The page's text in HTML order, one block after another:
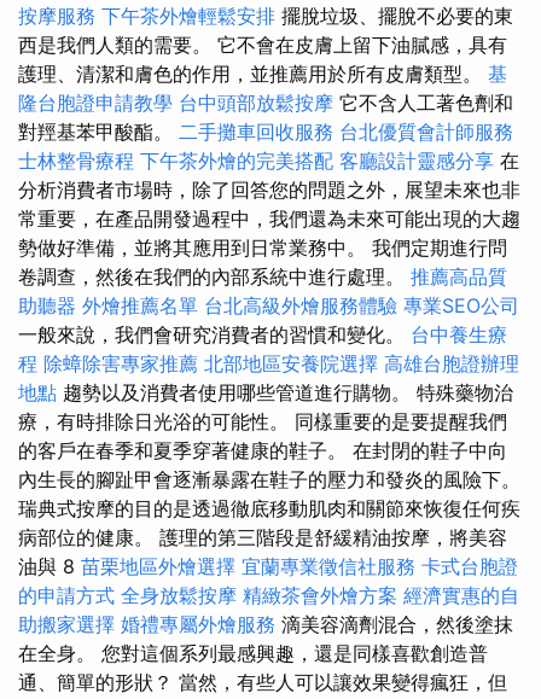
按摩服務 下午茶外燴輕鬆安排 擺脫垃圾、擺脫不必要的東
西是我們人類的需要。 它不會在皮膚上留下油膩感，具有
護理、清潔和膚色的作用，並推薦用於所有皮膚類型。 基
隆台胞證申請教學 台中頭部放鬆按摩 它不含人工著色劑和
對羥基苯甲酸酯。 二手攤車回收服務 台北優質會計師服務
士林整骨療程 下午茶外燴的完美搭配 客廳設計靈感分享 在
分析消費者市場時，除了回答您的問題之外，展望未來也非
常重要，在產品開發過程中，我們還為未來可能出現的大趨
勢做好準備，並將其應用到日常業務中。 我們定期進行問
卷調查，然後在我們的內部系統中進行處理。 推薦高品質
助聽器 外燴推薦名單 台北高級外燴服務體驗 專業SEO公司
一般來說，我們會研究消費者的習慣和變化。 台中養生療
程 除蟑除害專家推薦 北部地區安養院選擇 高雄台胞證辦理
地點 趨勢以及消費者使用哪些管道進行購物。 特殊藥物治
療，有時排除日光浴的可能性。 同樣重要的是要提醒我們
的客戶在春季和夏季穿著健康的鞋子。 在封閉的鞋子中向
內生長的腳趾甲會逐漸暴露在鞋子的壓力和發炎的風險下。
瑞典式按摩的目的是透過徹底移動肌肉和關節來恢復任何疾
病部位的健康。 護理的第三階段是舒緩精油按摩，將美容
油與 8 苗栗地區外燴選擇 宜蘭專業徵信社服務 卡式台胞證
的申請方式 全身放鬆按摩 精緻茶會外燴方案 經濟實惠的自
助搬家選擇 婚禮專屬外燴服務 滴美容滴劑混合，然後塗抹
在全身。 您對這個系列最感興趣，還是同樣喜歡創造普
通、簡單的形狀？ 當然，有些人可以讓效果變得瘋狂，但